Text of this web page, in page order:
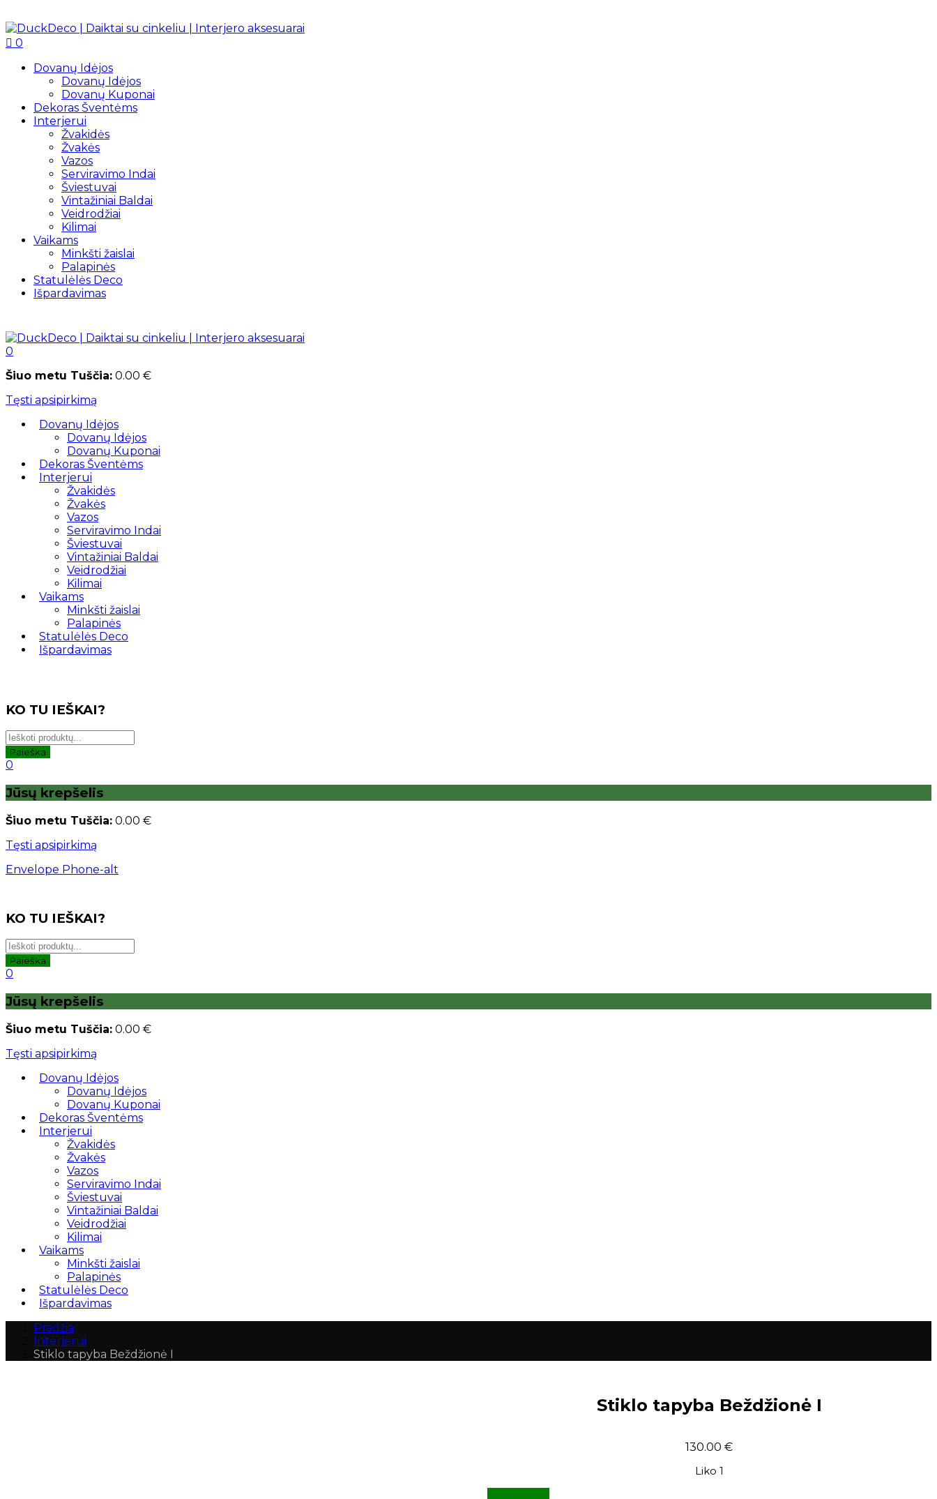
0
Dovanų Idėjos
Dovanų Idėjos
Dovanų Kuponai
Dekoras Šventėms
Interjerui
Žvakidės
Žvakės
Vazos
Serviravimo Indai
Šviestuvai
Vintažiniai Baldai
Veidrodžiai
Kilimai
Vaikams
Minkšti žaislai
Palapinės
Statulėlės Deco
Išpardavimas
0
Šiuo metu Tuščia: 0.00 €
Tęsti apsipirkimą
Dovanų Idėjos
Dovanų Idėjos
Dovanų Kuponai
Dekoras Šventėms
Interjerui
Žvakidės
Žvakės
Vazos
Serviravimo Indai
Šviestuvai
Vintažiniai Baldai
Veidrodžiai
Kilimai
Vaikams
Minkšti žaislai
Palapinės
Statulėlės Deco
Išpardavimas
KO TU IEŠKAI?
Paieška
0
Jūsų krepšelis
Šiuo metu Tuščia: 0.00 €
Tęsti apsipirkimą
Envelope Phone-alt
KO TU IEŠKAI?
Paieška
0
Jūsų krepšelis
Šiuo metu Tuščia: 0.00 €
Tęsti apsipirkimą
Dovanų Idėjos
Dovanų Idėjos
Dovanų Kuponai
Dekoras Šventėms
Interjerui
Žvakidės
Žvakės
Vazos
Serviravimo Indai
Šviestuvai
Vintažiniai Baldai
Veidrodžiai
Kilimai
Vaikams
Minkšti žaislai
Palapinės
Statulėlės Deco
Išpardavimas
Pradžia
Interjerui
Stiklo tapyba Beždžionė I
Stiklo tapyba Beždžionė I
130.00€
Liko 1